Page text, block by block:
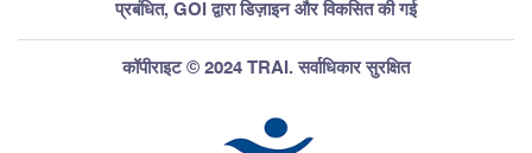
प्रबंधित, GOI द्वारा डिज़ाइन और विकसित की गई
कॉपीराइट © 2024 TRAI. सर्वाधिकार सुरक्षित